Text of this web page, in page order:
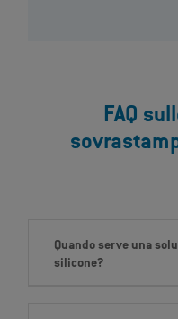
FAQ
Quando serve una
silicone?